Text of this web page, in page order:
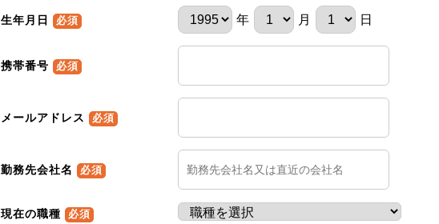
生年月日 必須 年 月 日
携帯番号 必須
メールアドレス 必須
勤務先会社名 必須
現在の職種 必須